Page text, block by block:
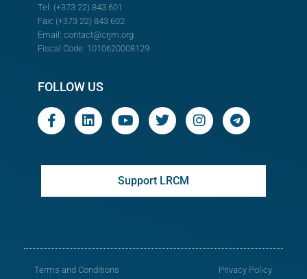
Tel: (+373 22) 843 601
Fax: (+373 22) 843 602
Email: contact@crjm.org
Fiscal Code: 1010620008129
FOLLOW US
Support LRCM
Terms and Conditions Privacy Policy